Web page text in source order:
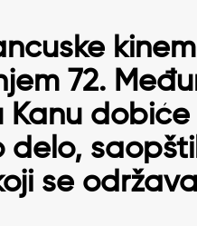
72.
Kanu
delo,
se